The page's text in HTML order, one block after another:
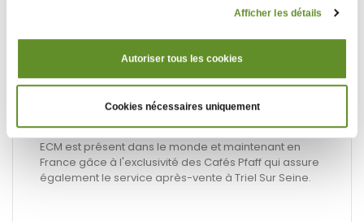
Afficher les détails
Autoriser tous les cookies
Cookies nécessaires uniquement
Mêlant avec précision technologie, qualité de
matériaux et de fabrication, les machines ECM sont
équipées du meilleur.
A l'instar du célèbre Groupe E61, modifié et breveté
par ECM, sa cloche est en acier inoxydable,
permettant une montée en température en
concordance avec la chauffe de la chaudière.
ECM est présent dans le monde et maintenant en
France gâce à l'exclusivité des Cafés Pfaff qui assure
également le service après-vente à Triel Sur Seine.